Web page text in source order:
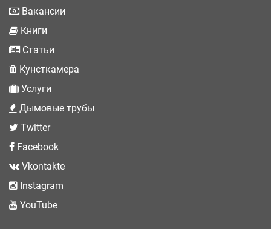
Вакансии
Книги
Статьи
Кунсткамера
Услуги
Дымовые трубы
Twitter
Facebook
Vkontakte
Instagram
YouTube